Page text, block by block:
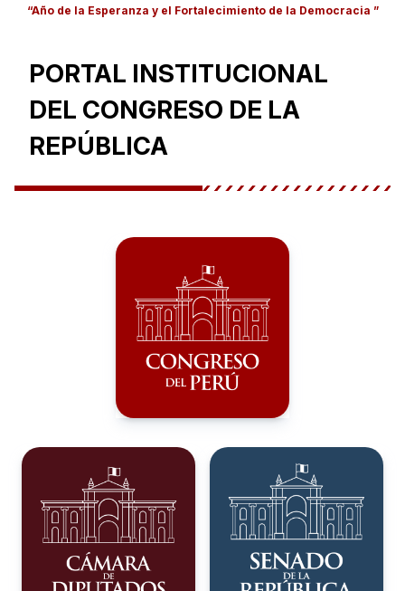
“Año de la Esperanza y el Fortalecimiento de la Democracia ”
PORTAL INSTITUCIONAL
DEL CONGRESO DE LA
REPÚBLICA